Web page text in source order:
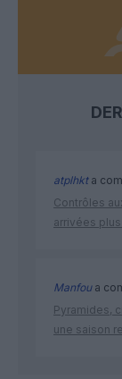
atplhkta
Contrôles
arrivées
Manfoua
Pyramides,
une saison